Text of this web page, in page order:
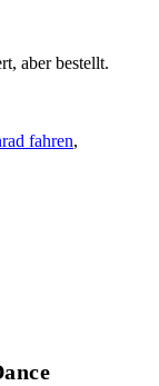
aber bestellt.
fahren,